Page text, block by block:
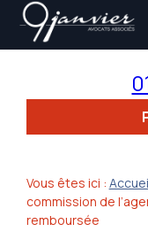
Vous êtes ici :
commission de
remboursée
Panneau de gestion